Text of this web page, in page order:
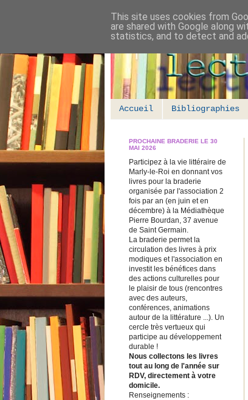
Accueil Bibliographies
PROCHAINE BRADERIE LE 30
MAI 2026
Participez à la vie littéraire de
Marly-le-Roi en donnant vos
livres pour la braderie
organisée par l'association 2
fois par an (en juin et en
décembre) à la Médiathèque
Pierre Bourdan, 37 avenue
de Saint Germain.
La braderie permet la
circulation des livres à prix
modiques et l'association en
investit les bénéfices dans
des actions culturelles pour
le plaisir de tous (rencontres
avec des auteurs,
conférences, animations
autour de la littérature ...). Un
cercle très vertueux qui
participe au développement
durable !
Nous collectons les livres
tout au long de l'année sur
RDV, directement à votre
domicile.
Renseignements :
This site uses cookies from
are shared with Google along
statistics, and to detect and